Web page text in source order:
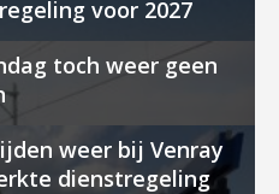
voor 2027
toch weer geen
weer bij Venray
dienstregeling